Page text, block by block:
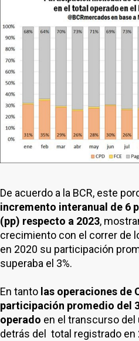
De acuerdo a la BCR, este
incremento interanual de 6
(pp) respecto a 2023,
crecimiento con el correr de
en 2020 su participación
superaba el 3%.
En tanto las operaciones de
participación promedio del
operado en el transcurso del
detrás del total registrado en